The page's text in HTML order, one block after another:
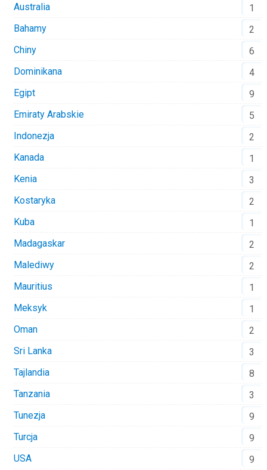
Australia
1
Bahamy
2
Chiny
6
Dominikana
4
Egipt
9
Emiraty Arabskie
5
Indonezja
2
Kanada
1
Kenia
3
Kostaryka
2
Kuba
1
Madagaskar
2
Malediwy
2
Mauritius
1
Meksyk
1
Oman
2
Sri Lanka
3
Tajlandia
8
Tanzania
3
Tunezja
9
Turcja
9
USA
9